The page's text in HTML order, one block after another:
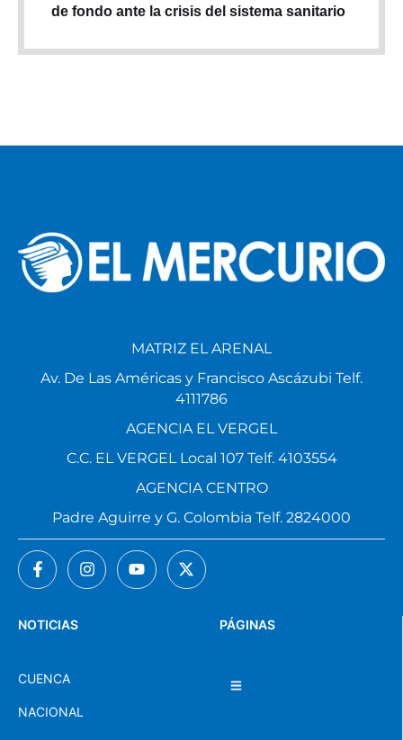
de fondo ante la crisis del sistema sanitario
PÁGINAS
NOTICIAS
CUENCA
NACIONAL
MATRIZ EL ARENAL
Av. De Las Américas y Francisco Ascázubi Telf.
4111786
AGENCIA EL VERGEL
C.C. EL VERGEL Local 107 Telf. 4103554
AGENCIA CENTRO
Padre Aguirre y G. Colombia Telf. 2824000